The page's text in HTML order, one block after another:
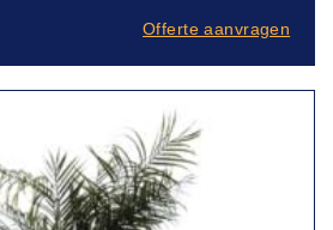
Offerte aanvragen